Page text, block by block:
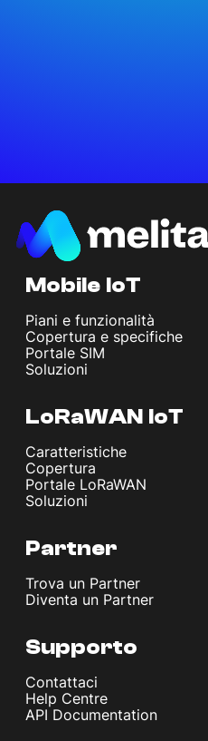
Mobile IoT
Piani e funzionalità
Copertura e specifiche
Portale SIM
Soluzioni
LoRaWAN IoT
Caratteristiche
Copertura
Portale LoRaWAN
Soluzioni
Partner
Trova un Partner
Diventa un Partner
Supporto
Contattaci
Help Centre
API Documentation